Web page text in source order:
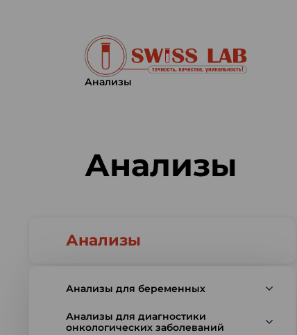
Анализы
Анализы
Анализы
Анализы для беременных
Анализы для диагностики
онкологических заболеваний